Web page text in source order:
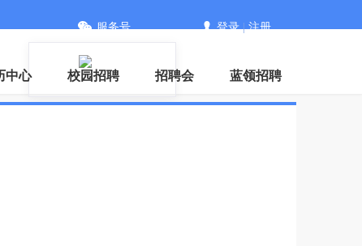
服务号 登录|注册
中心 校园招聘 招聘会 蓝领招聘